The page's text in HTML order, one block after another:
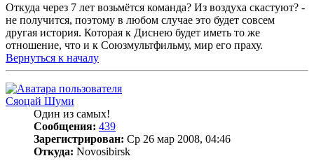
Откуда через 7 лет возьмётся команда? Из воздуха скастуют? -
не получится, поэтому в любом случае это будет совсем
другая история. Которая к Диснею будет иметь то же
отношение, что и к Союзмультфильму, мир его праху.
Вернуться к началу
Сяоцай Шуми
Один из самых!
Сообщения: 439
Зарегистрирован: Ср 26 мар 2008, 04:46
Откуда: Novosibirsk